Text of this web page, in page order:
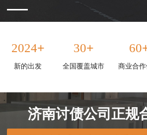
2024+
新的出发
30+
全国覆盖城市
60
商业合
济南讨债公司正规